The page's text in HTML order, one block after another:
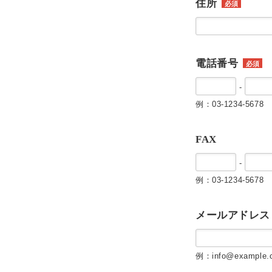
住所 必須
電話番号 必須
-
例：03-1234-5678
FAX
-
例：03-1234-5678
メールアドレス
例：